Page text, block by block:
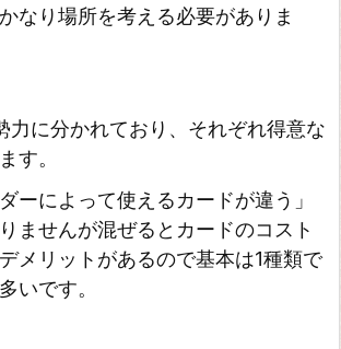
なり場所を考える必要がありま
力に分かれており、それぞれ得意な
す。
ーによって使えるカードが違う」
ませんが混ぜるとカードのコスト
メリットがあるので基本は1種類で
いです。